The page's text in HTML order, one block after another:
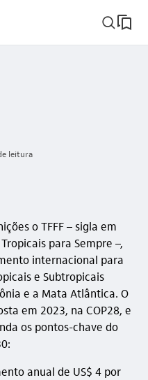
busca_outline
leitura
o TFFF – sigla em
para Sempre –,
internacional para
e Subtropicais
e a Mata Atlântica. O
em 2023, na COP28, e
os pontos-chave do
anual de US$ 4 por